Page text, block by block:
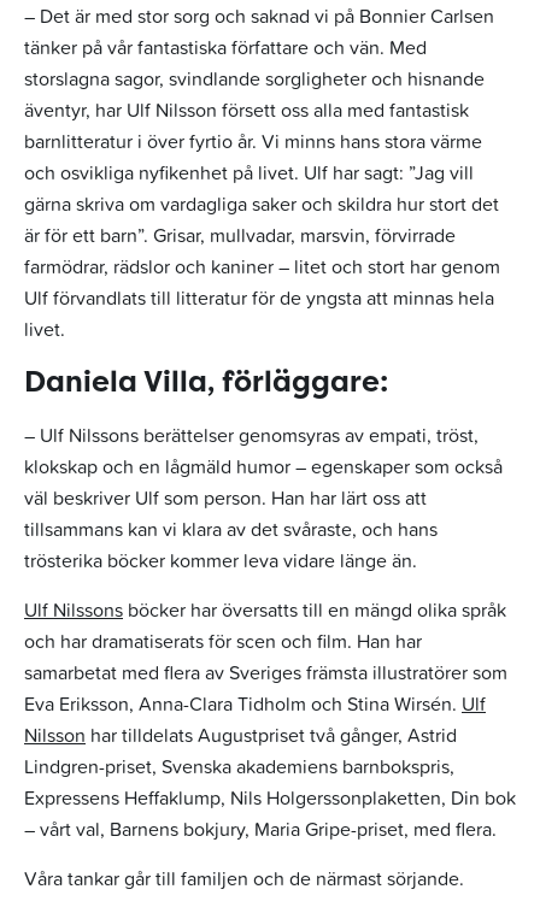
– Det är med stor sorg och saknad vi på Bonnier Carlsen
tänker på vår fantastiska författare och vän. Med
storslagna sagor, svindlande sorgligheter och hisnande
äventyr, har Ulf Nilsson försett oss alla med fantastisk
barnlitteratur i över fyrtio år. Vi minns hans stora värme
och osvikliga nyfikenhet på livet. Ulf har sagt: ”Jag vill
gärna skriva om vardagliga saker och skildra hur stort det
är för ett barn”. Grisar, mullvadar, marsvin, förvirrade
farmödrar, rädslor och kaniner – litet och stort har genom
Ulf förvandlats till litteratur för de yngsta att minnas hela
livet.
Daniela Villa, förläggare:
– Ulf Nilssons berättelser genomsyras av empati, tröst,
klokskap och en lågmäld humor – egenskaper som också
väl beskriver Ulf som person. Han har lärt oss att
tillsammans kan vi klara av det svåraste, och hans
trösterika böcker kommer leva vidare länge än.
Ulf Nilssons böcker har översatts till en mängd olika språk
och har dramatiserats för scen och film. Han har
samarbetat med flera av Sveriges främsta illustratörer som
Eva Eriksson, Anna-Clara Tidholm och Stina Wirsén. Ulf
Nilsson har tilldelats Augustpriset två gånger, Astrid
Lindgren-priset, Svenska akademiens barnbokspris,
Expressens Heffaklump, Nils Holgerssonplaketten, Din bok
– vårt val, Barnens bokjury, Maria Gripe-priset, med flera.
Våra tankar går till familjen och de närmast sörjande.